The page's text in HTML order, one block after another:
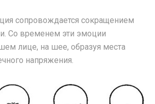
сопровождается сокращением
Со временем эти эмоции
лице, на шее, образуя места
напряжения.